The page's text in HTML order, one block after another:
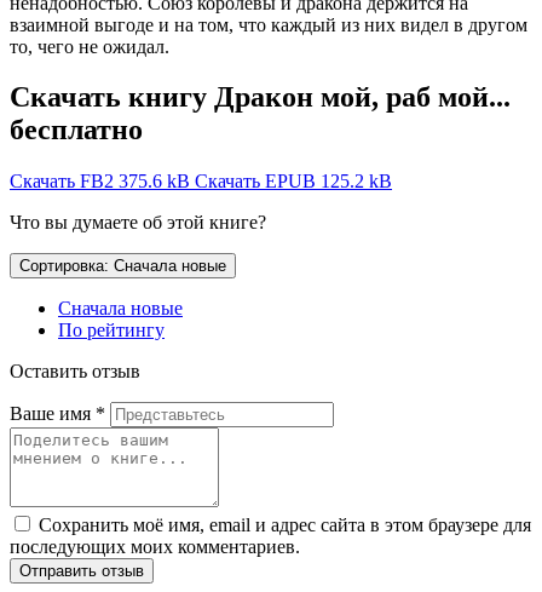
взаимной выгоде и на том, что каждый из них видел в другом
то, чего не ожидал.
Скачать книгу Дракон мой, раб мой...
бесплатно
Скачать FB2 375.6 kB Скачать EPUB 125.2 kB
Что вы думаете об этой книге?
Сортировка: Сначала новые
Сначала новые
По рейтингу
Оставить отзыв
Ваше имя *
Сохранить моё имя, email и адрес сайта в этом браузере для
последующих моих комментариев.
Отправить отзыв